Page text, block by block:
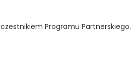
Programu Partnerskiego.